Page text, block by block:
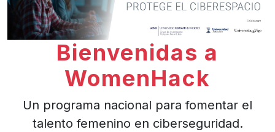
Bienvenidas a
WomenHack
Un programa nacional para fomentar el
talento femenino en ciberseguridad.